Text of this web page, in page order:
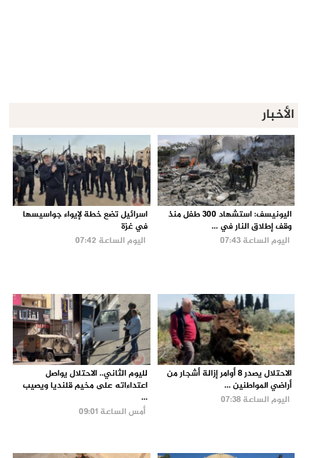
الأخبار
اليونيسف: استشهاد 300 طفل منذ
وقف إطلاق النار في ...
اليوم الساعة 07:43
اسرائيل تضع خطة لإيواء جواسيسها
في غزة
اليوم الساعة 07:42
الاحتلال يصدر 8 أوامر إزالة أشجار من
أراضي المواطنين ...
اليوم الساعة 07:38
لليوم الثاني.. الاحتلال يواصل
اعتداءاته على مخيم قلنديا ويصيب
...
أمس الساعة 09:01